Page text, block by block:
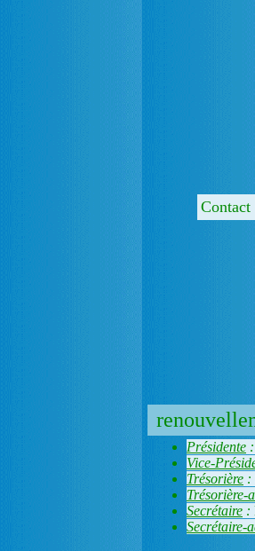
Contact
Présidente :
Vice-
Trésorière :
Trésorière-
Secrétaire :
Secrétaire-